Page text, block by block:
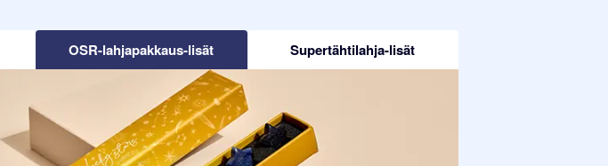
OSR-lahjapakkaus-lisät Supertähtilahja-lisät